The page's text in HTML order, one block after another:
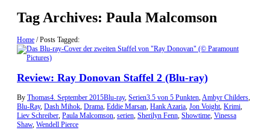
Tag Archives: Paula Malcomson
Home /Posts Tagged:
Review: Ray Donovan Staffel 2 (Blu-ray)
By Thomas4. September 2015Blu-ray, Serien3.5 von 5 Punkten,Ambyr Childers,
Blu-Ray, Dash Mihok, Drama, Eddie Marsan, Hank Azaria, Jon Voight, Krimi,
Liev Schreiber, Paula Malcomson, serien, Sherilyn Fenn, Showtime, Vinessa
Shaw, Wendell Pierce